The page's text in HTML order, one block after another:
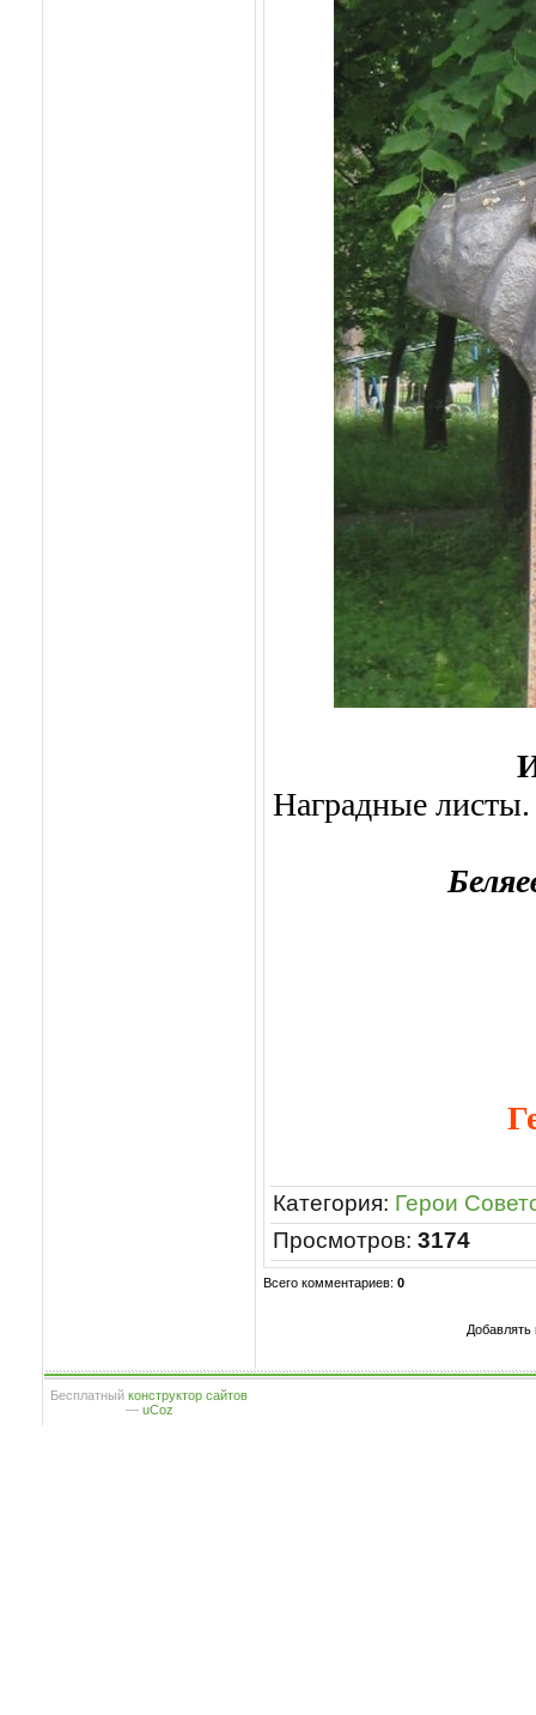
Наградные листы.
Категория: Герои
Просмотров: 3174
Всего комментариев: 0
Добавлять
Бесплатный конструктор сайтов
— uCoz